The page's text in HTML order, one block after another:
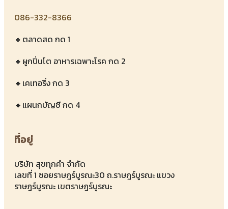
086-332-8366
🔸ตลาดสด กด 1
🔸ผูกปิ่นโต อาหารเฉพาะโรค กด 2
🔸เคเทอริ่ง กด 3
🔸แผนกบัญชี กด 4
ที่อยู่
บริษัท สุขทุกคำ จำกัด
เลขที่ 1 ซอยราษฎร์บูรณะ30 ถ.ราษฎร์บูรณะ แขวง
ราษฎร์บูรณะ เขตราษฎร์บูรณะ